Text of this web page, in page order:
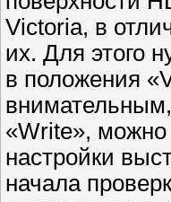
Victoria, в
их. Для этого
в положения
«Write», можно
настройки
начала